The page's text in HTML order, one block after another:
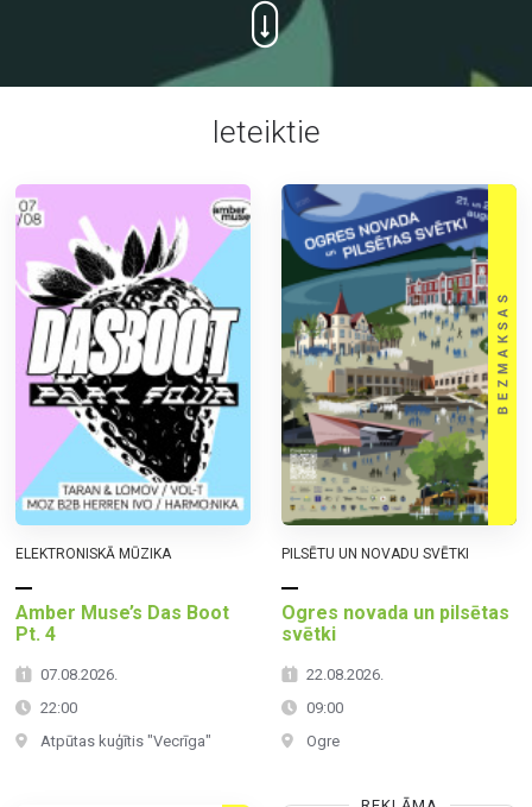
Ieteiktie
ELEKTRONISKĀ MŪZIKA
Amber Muse’s Das Boot
Pt. 4
07.08.2026.
22:00
Atpūtas kuģītis "Vecrīga"
PILSĒTU UN NOVADU SVĒTKI
Ogres novada un pilsētas
svētki
22.08.2026.
09:00
Ogre